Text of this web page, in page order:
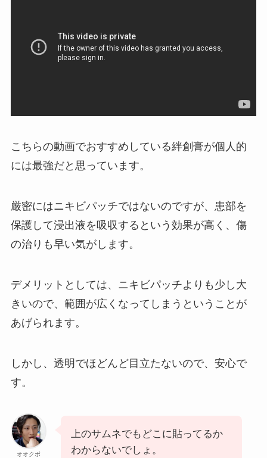
こちらの動画でおすすめしている絆創膏が個人的
には最強だと思っています。
厳密にはニキビパッチではないのですが、患部を
保護して浸出液を吸収するという効果が高く、傷
の治りも早い気がします。
デメリットとしては、ニキビパッチよりも少し大
きいので、範囲が広くなってしまうということが
あげられます。
しかし、透明でほどんど目立たないので、安心で
す。
オオクボ
上のサムネでもどこに貼ってるか
わからないでしょ。